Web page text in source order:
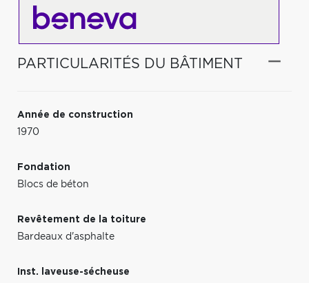
PARTICULARITÉS DU BÂTIMENT
Année de construction
1970
Fondation
Blocs de béton
Revêtement de la toiture
Bardeaux d'asphalte
Inst. laveuse-sécheuse